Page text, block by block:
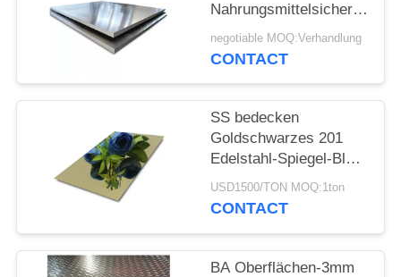
Nahrungsmittelsichere
hohe Härte-
kundenspezifische
negotiable MOQ:Verhandlung
CONTACT
SS bedecken
Goldschwarzes 201
Edelstahl-Spiegel-Blatt
Inox 304 für
Innenaußendekoration
USD1500/TON MOQ:1ton
CONTACT
BA Oberflächen-3mm